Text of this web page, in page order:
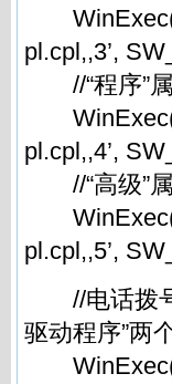
pl.cpl,,3’,
//“程序”
pl.cpl,,4’,
//“高级”
pl.cpl,,5’,
//电话拨号
驱动程序”两